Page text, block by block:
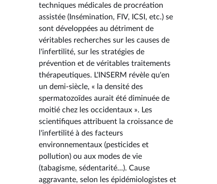
techniques médicales de procréation
assistée (Insémination, FIV, ICSI, etc.) se
sont développées au détriment de
véritables recherches sur les causes de
l'infertilité, sur les stratégies de
prévention et de véritables traitements
thérapeutiques. L'INSERM révèle qu'en
un demi-siècle, « la densité des
spermatozoïdes aurait été diminuée de
moitié chez les occidentaux ». Les
scientifiques attribuent la croissance de
l'infertilité à des facteurs
environnementaux (pesticides et
pollution) ou aux modes de vie
(tabagisme, sédentarité...). Cause
aggravante, selon les épidémiologistes et